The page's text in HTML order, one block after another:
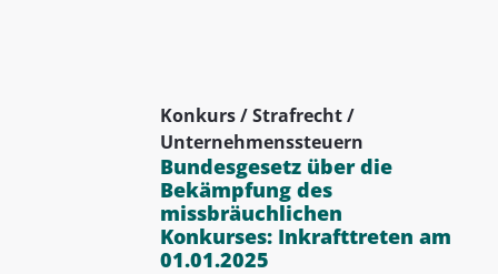
Konkurs / Strafrecht /
Unternehmenssteuern
Bundesgesetz über die
Bekämpfung des
missbräuchlichen
Konkurses: Inkrafttreten am
01.01.2025